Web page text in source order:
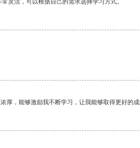
灵活，可以根据自己的需求选择学习方式。
厚，能够激励我不断学习，让我能够取得更好的